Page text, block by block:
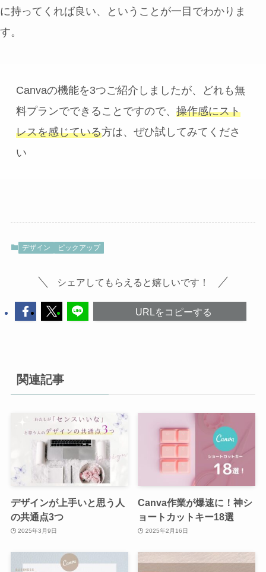
に持ってくれば良い、ということが一目でわかりま
す。
Canvaの機能を3つご紹介しましたが、どれも無
料プランでできることですので、 操作感にスト
レスを感じている方は、ぜひ試してみてくださ
い
デザイン ピックアップ
シェアしてもらえると嬉しいです！
URLをコピーする
関連記事
デザインが上手いと思う人
の共通点3つ
2025年3月9日
Canva作業が爆速に！神シ
ョートカットキー18選
2025年2月16日